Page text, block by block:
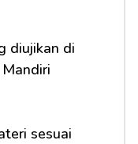
diujikan di
sesuai